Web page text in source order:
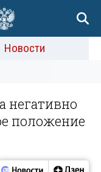
Новости
негативно
положение